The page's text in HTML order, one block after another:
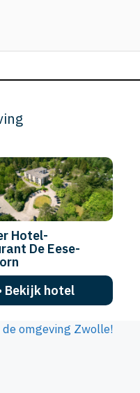
Hotel-
De Eese-
Bekijk hotel
omgeving Zwolle!